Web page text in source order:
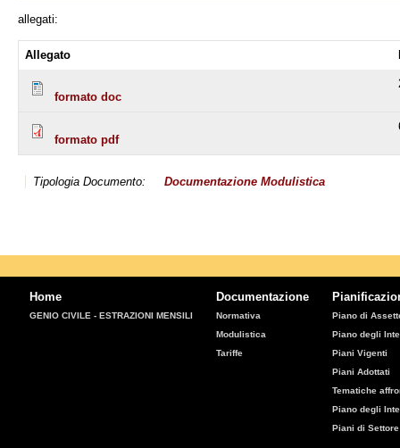
allegati:
Allegato
formato doc
formato pdf
Tipologia Documento: Documentazione Modulistica
Home
GENIO CIVILE - ESTRAZIONI MENSILI
Documentazione
Normativa
Modulistica
Tariffe
Piano di
Piano degli
Piani Vigenti
Piani Adottati
Tematiche
Piano degli
Piani di Settore